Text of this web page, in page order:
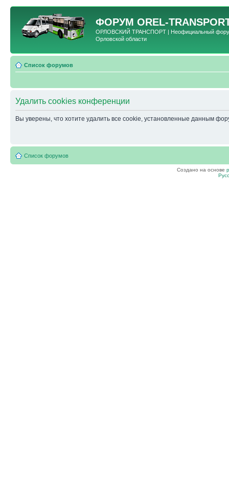
ФОРУМ OREL-
ОРЛОВСКИЙ ТРАНСПОРТ | Неофициальный форум
Орловской области
Список форумов
Удалить cookies конференции
Вы уверены, что хотите удалить все cookie, установленные данным
Список форумов
Создано на основе